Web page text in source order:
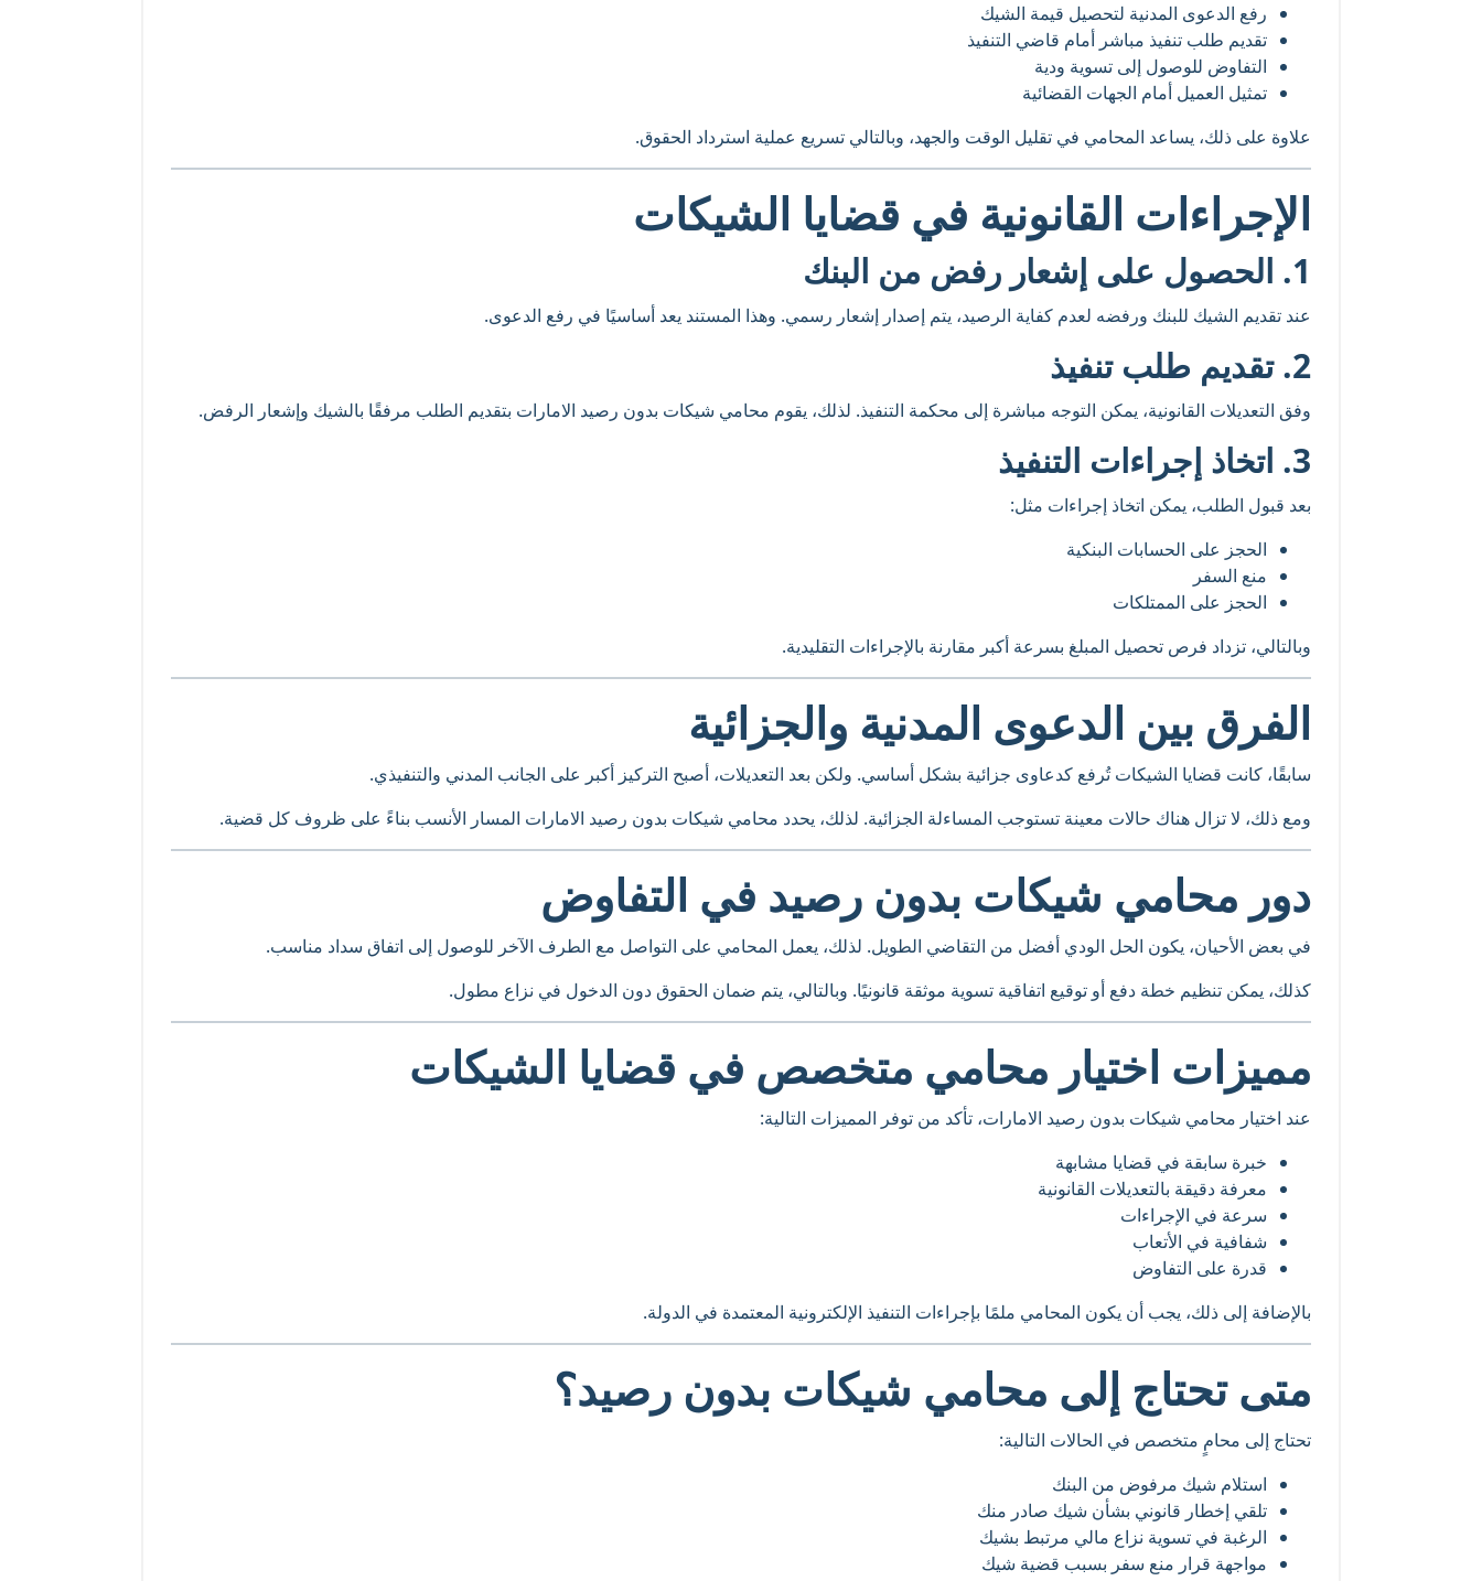
رفع الدعوى المدنية لتحصيل قيمة الشيك
تقديم طلب تنفيذ مباشر أمام قاضي التنفيذ
التفاوض للوصول إلى تسوية ودية
تمثيل العميل أمام الجهات القضائية
علاوة على ذلك، يساعد المحامي في تقليل الوقت والجهد، وبالتالي تسريع عملية استرداد الحقوق.
الإجراءات القانونية في قضايا الشيكات
1. الحصول على إشعار رفض من البنك
عند تقديم الشيك للبنك ورفضه لعدم كفاية الرصيد، يتم إصدار إشعار رسمي. وهذا المستند يعد أساسيًا في رفع الدعوى.
2. تقديم طلب تنفيذ
وفق التعديلات القانونية، يمكن التوجه مباشرة إلى محكمة التنفيذ. لذلك، يقوم محامي شيكات بدون رصيد الامارات بتقديم الطلب مرفقًا بالشيك وإشعار الرفض.
3. اتخاذ إجراءات التنفيذ
بعد قبول الطلب، يمكن اتخاذ إجراءات مثل:
الحجز على الحسابات البنكية
منع السفر
الحجز على الممتلكات
وبالتالي، تزداد فرص تحصيل المبلغ بسرعة أكبر مقارنة بالإجراءات التقليدية.
الفرق بين الدعوى المدنية والجزائية
سابقًا، كانت قضايا الشيكات تُرفع كدعاوى جزائية بشكل أساسي. ولكن بعد التعديلات، أصبح التركيز أكبر على الجانب المدني والتنفيذي.
ومع ذلك، لا تزال هناك حالات معينة تستوجب المساءلة الجزائية. لذلك، يحدد محامي شيكات بدون رصيد الامارات المسار الأنسب بناءً على ظروف كل قضية.
دور محامي شيكات بدون رصيد في التفاوض
في بعض الأحيان، يكون الحل الودي أفضل من التقاضي الطويل. لذلك، يعمل المحامي على التواصل مع الطرف الآخر للوصول إلى اتفاق سداد مناسب.
كذلك، يمكن تنظيم خطة دفع أو توقيع اتفاقية تسوية موثقة قانونيًا. وبالتالي، يتم ضمان الحقوق دون الدخول في نزاع مطول.
مميزات اختيار محامي متخصص في قضايا الشيكات
عند اختيار محامي شيكات بدون رصيد الامارات، تأكد من توفر المميزات التالية:
خبرة سابقة في قضايا مشابهة
معرفة دقيقة بالتعديلات القانونية
سرعة في الإجراءات
شفافية في الأتعاب
قدرة على التفاوض
بالإضافة إلى ذلك، يجب أن يكون المحامي ملمًا بإجراءات التنفيذ الإلكترونية المعتمدة في الدولة.
متى تحتاج إلى محامي شيكات بدون رصيد؟
تحتاج إلى محامٍ متخصص في الحالات التالية:
استلام شيك مرفوض من البنك
تلقي إخطار قانوني بشأن شيك صادر منك
الرغبة في تسوية نزاع مالي مرتبط بشيك
مواجهة قرار منع سفر بسبب قضية شيك